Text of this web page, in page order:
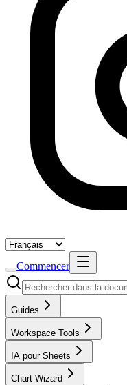
Commencer
Guides
Workspace Tools
IA pour Sheets
Chart Wizard